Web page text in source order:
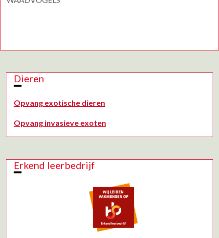
Dieren
Opvang exotische dieren
Opvang invasieve exoten
Erkend leerbedrijf